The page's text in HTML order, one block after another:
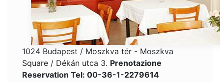
1024 Budapest / Moszkva tér - Moszkva
Square / Dékán utca 3. Prenotazione
Reservation Tel: 00-36-1-2279614